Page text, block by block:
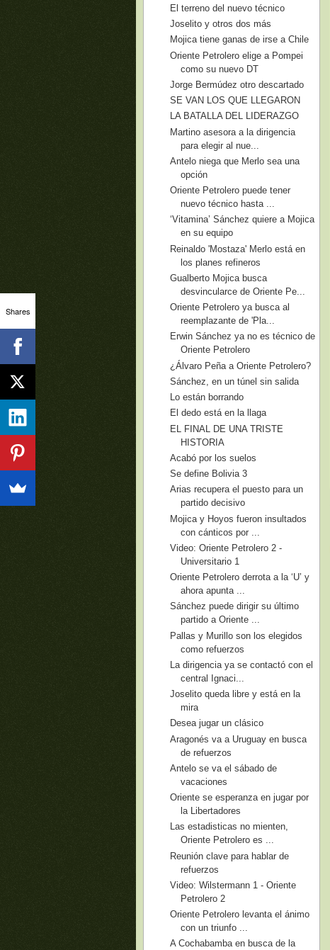
El terreno del nuevo técnico
Joselito y otros dos más
Mojica tiene ganas de irse a Chile
Oriente Petrolero elige a Pompei
como su nuevo DT
Jorge Bermúdez otro descartado
SE VAN LOS QUE LLEGARON
LA BATALLA DEL LIDERAZGO
Martino asesora a la dirigencia
para elegir al nue...
Antelo niega que Merlo sea una
opción
Oriente Petrolero puede tener
nuevo técnico hasta ...
‘Vitamina’ Sánchez quiere a Mojica
en su equipo
Reinaldo 'Mostaza' Merlo está en
los planes refineros
Gualberto Mojica busca
desvincularce de Oriente Pe...
Oriente Petrolero ya busca al
reemplazante de 'Pla...
Erwin Sánchez ya no es técnico de
Oriente Petrolero
¿Álvaro Peña a Oriente Petrolero?
Sánchez, en un túnel sin salida
Lo están borrando
El dedo está en la llaga
EL FINAL DE UNA TRISTE
HISTORIA
Acabó por los suelos
Se define Bolivia 3
Arias recupera el puesto para un
partido decisivo
Mojica y Hoyos fueron insultados
con cánticos por ...
Video: Oriente Petrolero 2 -
Universitario 1
Oriente Petrolero derrota a la ‘U’ y
ahora apunta ...
Sánchez puede dirigir su último
partido a Oriente ...
Pallas y Murillo son los elegidos
como refuerzos
La dirigencia ya se contactó con el
central Ignaci...
Joselito queda libre y está en la
mira
Desea jugar un clásico
Aragonés va a Uruguay en busca
de refuerzos
Antelo se va el sábado de
vacaciones
Oriente se esperanza en jugar por
la Libertadores
Las estadisticas no mienten,
Oriente Petrolero es ...
Reunión clave para hablar de
refuerzos
Video: Wilstermann 1 - Oriente
Petrolero 2
Oriente Petrolero levanta el ánimo
con un triunfo ...
A Cochabamba en busca de la
Shares